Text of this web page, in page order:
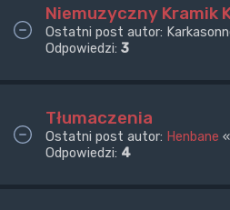
Niemuzyczny Kramik
Ostatni post autor:
Odpowiedzi: 3
Tłumaczenia
Ostatni post autor: Henbane «
Odpowiedzi: 4